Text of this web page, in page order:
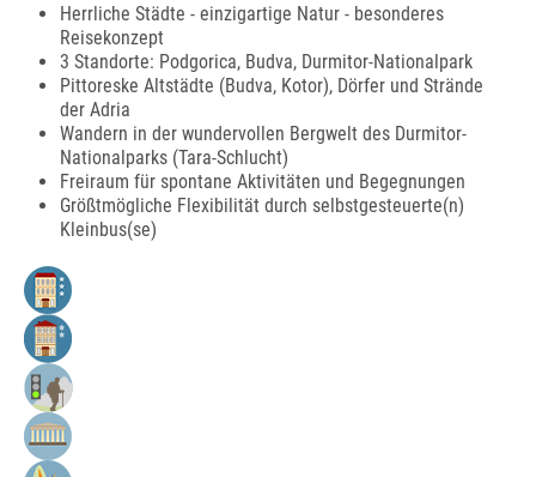
Herrliche Städte - einzigartige Natur - besonderes
Reisekonzept
3 Standorte: Podgorica, Budva, Durmitor-Nationalpark
Pittoreske Altstädte (Budva, Kotor), Dörfer und Strände
der Adria
Wandern in der wundervollen Bergwelt des Durmitor-
Nationalparks (Tara-Schlucht)
Freiraum für spontane Aktivitäten und Begegnungen
Größtmögliche Flexibilität durch selbstgesteuerte(n)
Kleinbus(se)